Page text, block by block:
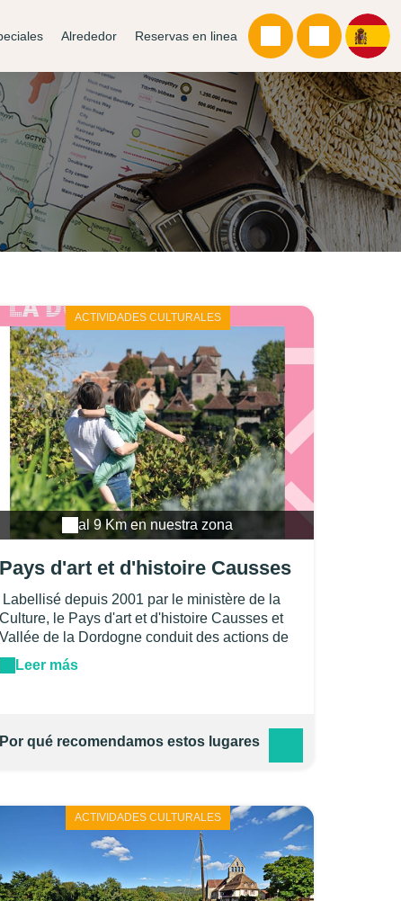
Alrededor Reservas en linea
ACTIVIDADES CULTURALES
al 9 Km en nuestra zona
Pays d'art et d'histoire Causses
et Vallée de la Dordogne
Labellisé depuis 2001 par le ministère de la
Culture, le Pays d'art et d'histoire Causses et
Vallée de la Dordogne conduit des actions de
préservation et de valorisation du patrimoine
du territoire. Sur les 77 communes du nord du
guidées, expositions, ateliers...) pour que les
habitants, le jeune public et les touristes
Leer más
Por qué recomendamos estos lugares
ACTIVIDADES CULTURALES